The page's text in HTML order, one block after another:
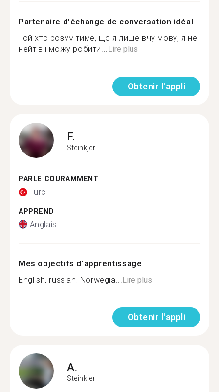
Partenaire d'échange de conversation idéal
Той хто розумітиме, що я лише вчу мову, я не
нейтів і можу робити... Lire plus
Obtenir l'appli
F.
Steinkjer
PARLE COURAMMENT
Turc
APPREND
Anglais
Mes objectifs d'apprentissage
English, russian, Norwegia... Lire plus
Obtenir l'appli
A.
Steinkjer